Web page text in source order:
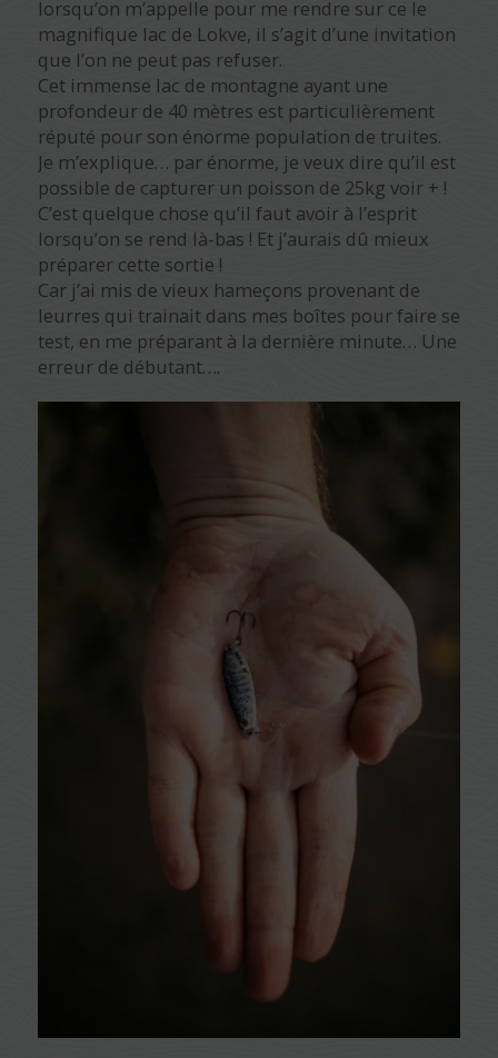
lorsqu’on m’appelle pour me rendre sur ce le
magnifique lac de Lokve, il s’agit d’une invitation
que l’on ne peut pas refuser.
Cet immense lac de montagne ayant une
profondeur de 40 mètres est particulièrement
réputé pour son énorme population de truites.
Je m’explique… par énorme, je veux dire qu’il est
possible de capturer un poisson de 25kg voir + !
C’est quelque chose qu’il faut avoir à l’esprit
lorsqu’on se rend là-bas ! Et j’aurais dû mieux
préparer cette sortie !
Car j’ai mis de vieux hameçons provenant de
leurres qui trainait dans mes boîtes pour faire se
test, en me préparant à la dernière minute… Une
erreur de débutant….